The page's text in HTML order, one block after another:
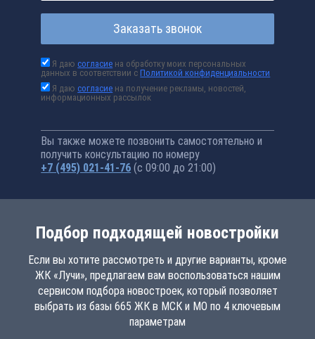
Заказать звонок
Я даюсогласие на обработку моих персональных
данных в соответствии сПолитикой конфиденциальности
Я даюсогласие на получение рекламы, новостей,
информационных рассылок
Вы также можете позвонить самостоятельно и
получить консультацию по номеру
+7 (495) 021-41-76 (с 09:00 до 21:00)
Подбор подходящей новостройки
Если вы хотите рассмотреть и другие варианты, кроме
ЖК «Лучи», предлагаем вам воспользоваться нашим
сервисом подбора новостроек, который позволяет
выбрать из базы 665 ЖК в МСК и МО по 4 ключевым
параметрам